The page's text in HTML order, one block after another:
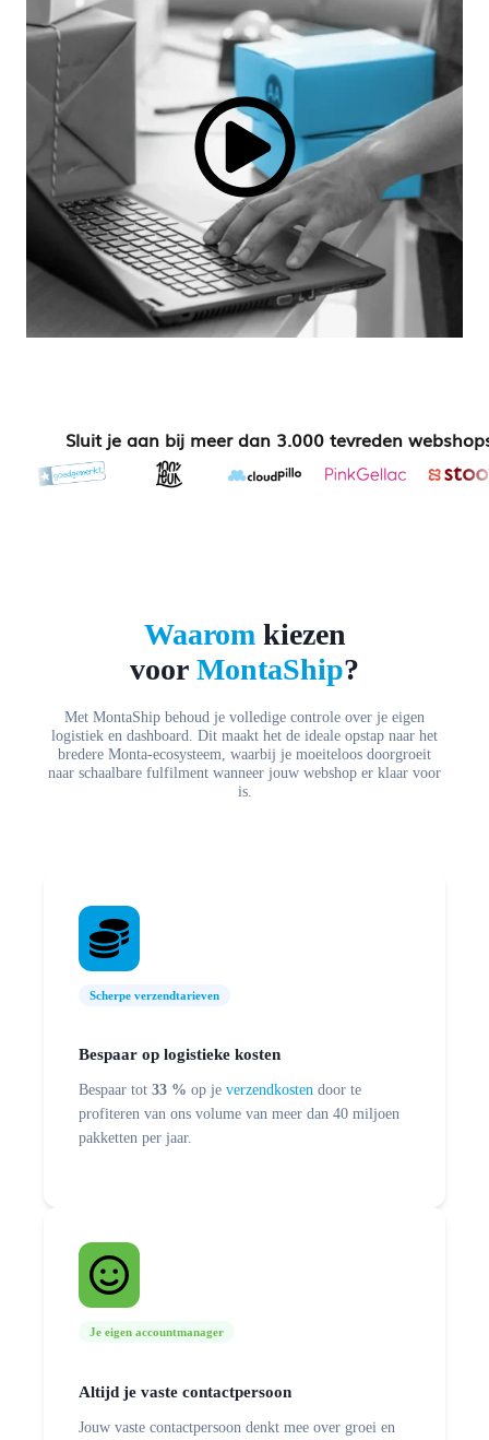
Sluit je aan bij meer dan 3.000 tevreden
Waarom kiezen
voor MontaShip?
Met MontaShip behoud je volledige controle over je eigen
logistiek en dashboard. Dit maakt het de ideale opstap naar het
bredere Monta-ecosysteem, waarbij je moeiteloos doorgroeit
naar schaalbare fulfilment wanneer jouw webshop er klaar voor
is.
Scherpe verzendtarieven
Bespaar op logistieke kosten
Bespaar tot 33 % op je verzendkosten door te
profiteren van ons volume van meer dan 40 miljoen
pakketten per jaar.
Je eigen accountmanager
Altijd je vaste contactpersoon
Jouw vaste contactpersoon denkt mee over groei en